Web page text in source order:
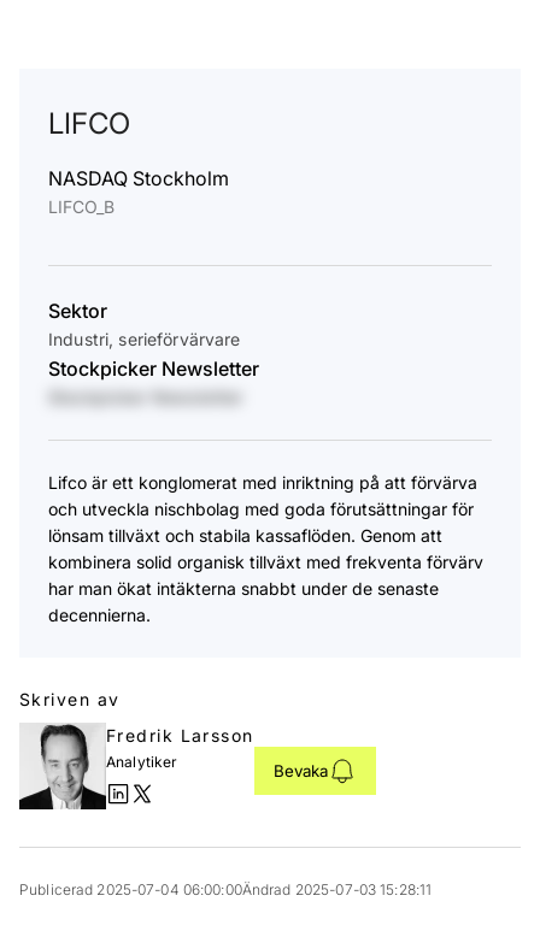
LIFCO
NASDAQ Stockholm
LIFCO_B
Sektor
Industri, serieförvärvare
Stockpicker Newsletter
Lifco är ett konglomerat med inriktning på att förvärva
och utveckla nischbolag med goda förutsättningar för
lönsam tillväxt och stabila kassaflöden. Genom att
kombinera solid organisk tillväxt med frekventa förvärv
har man ökat intäkterna snabbt under de senaste
decennierna.
Skriven av
Fredrik Larsson
Analytiker Bevaka
Publicerad 2025-07-04 06:00:00Ändrad 2025-07-03 15:28:11